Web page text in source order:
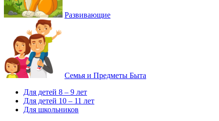
Развивающие
Семья и Предметы Быта
Для детей 8 – 9 лет
Для детей 10 – 11 лет
Для школьников